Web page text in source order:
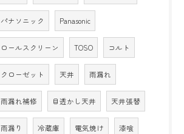
パナソニック Panasonic
ロールスクリーン TOSO コルト
クローゼット 天井 雨漏れ
雨漏れ補修 目透かし天井 天井張替
雨漏り 冷蔵庫 電気焼け 漆喰